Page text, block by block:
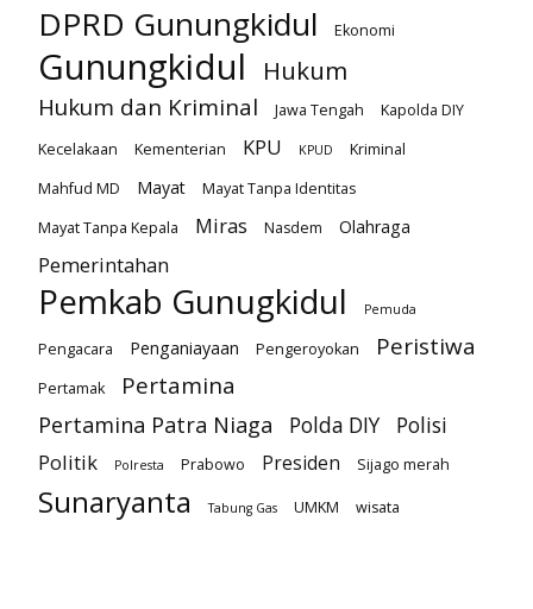
DPRD Gunungkidul Ekonomi
Gunungkidul Hukum
Hukum dan Kriminal Jawa Tengah
Kapolda DIY
Kecelakaan
Kementerian KPU KPUD
Kriminal
Mahfud MD
Mayat
Mayat Tanpa Identitas
Mayat Tanpa Kepala
Miras Nasdem Olahraga
Pemerintahan
Pemkab Gunugkidul Pemuda
Pengacara Penganiayaan Pengeroyokan Peristiwa
Pertamak Pertamina
Pertamina Patra Niaga Polda DIY
Polisi
Politik
Polresta Prabowo Presiden Sijago merah
Sunaryanta Tabung Gas UMKM wisata